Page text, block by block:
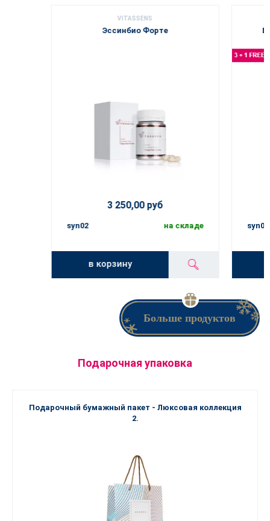
VITASSENS
Эссинбио Форте
3 250,00 руб
syn02 на складе
в корзину
syn03
Больше продуктов
Подарочная упаковка
Подарочный бумажный пакет - Люксовая коллекция
2.